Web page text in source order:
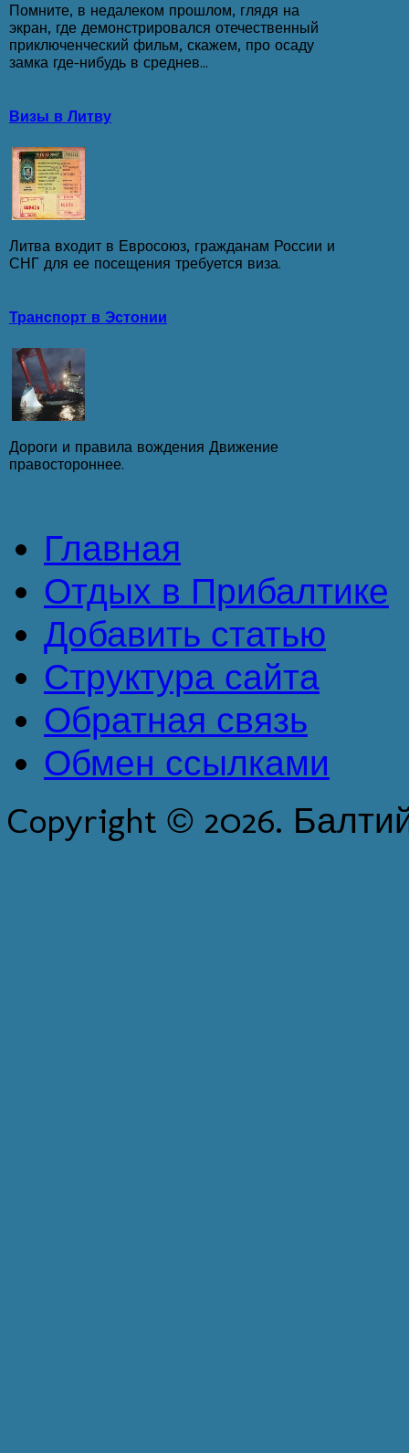
Помните, в недалеком прошлом, глядя на
экран, где демонстрировался отечественный
приключенческий фильм, скажем, про осаду
замка где-нибудь в среднев...
Визы в Литву
Литва входит в Евросоюз, гражданам России и
СНГ для ее посещения требуется виза.
Транспорт в Эстонии
Дороги и правила вождения Движение
правостороннее.
Главная
Отдых в Прибалтике
Добавить статью
Структура сайта
Обратная связь
Обмен ссылками
Copyright © 2026.